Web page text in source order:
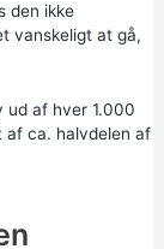
den ikke
vanskeligt at gå,
ud af hver 1.000
af ca. halvdelen af